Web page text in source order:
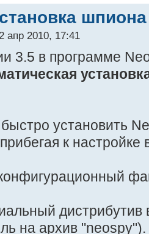
шпиона
апр 2010, 17:41
3.5 в программе
установить
к настройке
на архив